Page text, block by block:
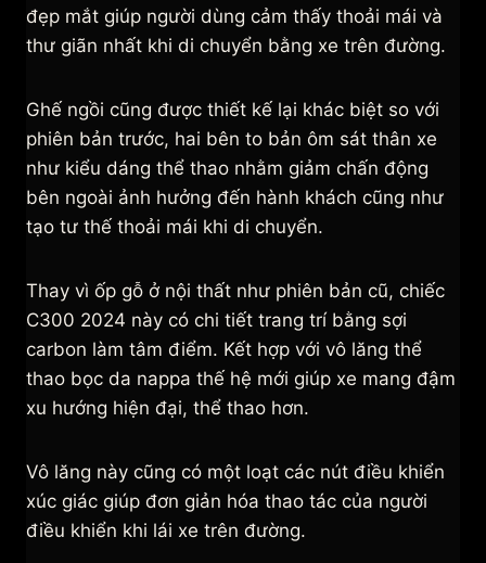
đẹp mắt giúp người dùng cảm thấy thoải mái và
thư giãn nhất khi di chuyển bằng xe trên đường.
Ghế ngồi cũng được thiết kế lại khác biệt so với
phiên bản trước, hai bên to bản ôm sát thân xe
như kiểu dáng thể thao nhằm giảm chấn động
bên ngoài ảnh hưởng đến hành khách cũng như
tạo tư thế thoải mái khi di chuyển.
Thay vì ốp gỗ ở nội thất như phiên bản cũ, chiếc
C300 2024 này có chi tiết trang trí bằng sợi
carbon làm tâm điểm. Kết hợp với vô lăng thể
thao bọc da nappa thế hệ mới giúp xe mang đậm
xu hướng hiện đại, thể thao hơn.
Vô lăng này cũng có một loạt các nút điều khiển
xúc giác giúp đơn giản hóa thao tác của người
điều khiển khi lái xe trên đường.